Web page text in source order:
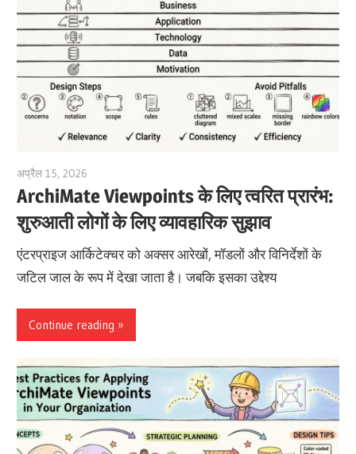
अप्रैल 15, 2026
ArchiMate Viewpoints के लिए त्वरित प्रारंभ:
शुरुआती लोगों के लिए व्यावहारिक सुझाव
एंटरप्राइज आर्किटेक्चर को अक्सर आरेखों, मॉडलों और विनिर्देशों के
जटिल जाल के रूप में देखा जाता है। जबकि इसका उद्देश्य
Continue reading